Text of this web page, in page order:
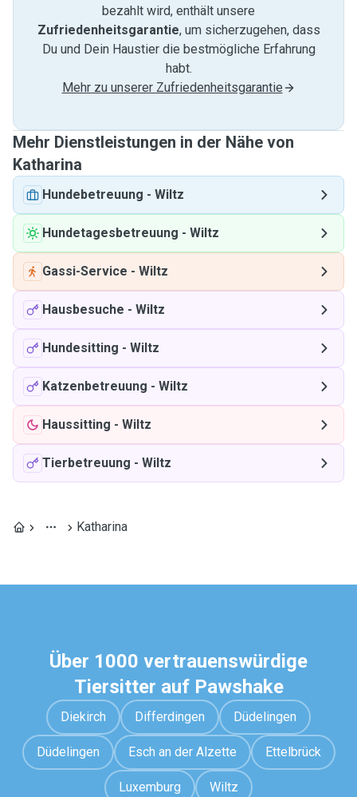
bezahlt wird, enthält unsere
Zufriedenheitsgarantie, um sicherzugehen, dass
Du und Dein Haustier die bestmögliche Erfahrung
habt.
Mehr zu unserer Zufriedenheitsgarantie
Mehr Dienstleistungen in der Nähe von
Katharina
Hundebetreuung - Wiltz
Hundetagesbetreuung - Wiltz
Gassi-Service - Wiltz
Hausbesuche - Wiltz
Hundesitting - Wiltz
Katzenbetreuung - Wiltz
Haussitting - Wiltz
Tierbetreuung - Wiltz
Katharina
Über 1000 vertrauenswürdige
Tiersitter auf Pawshake
Diekirch Differdingen Düdelingen
Düdelingen Esch an der Alzette Ettelbrück
Luxemburg Wiltz